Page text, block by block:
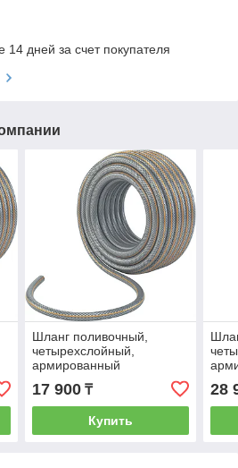
14 дней за счет покупателя
Шланг поливочный,
четырехслойный,
армированный
"Professional", 3/4 15 м
Palisad Luxe 67464
17 900₸
Купить
28